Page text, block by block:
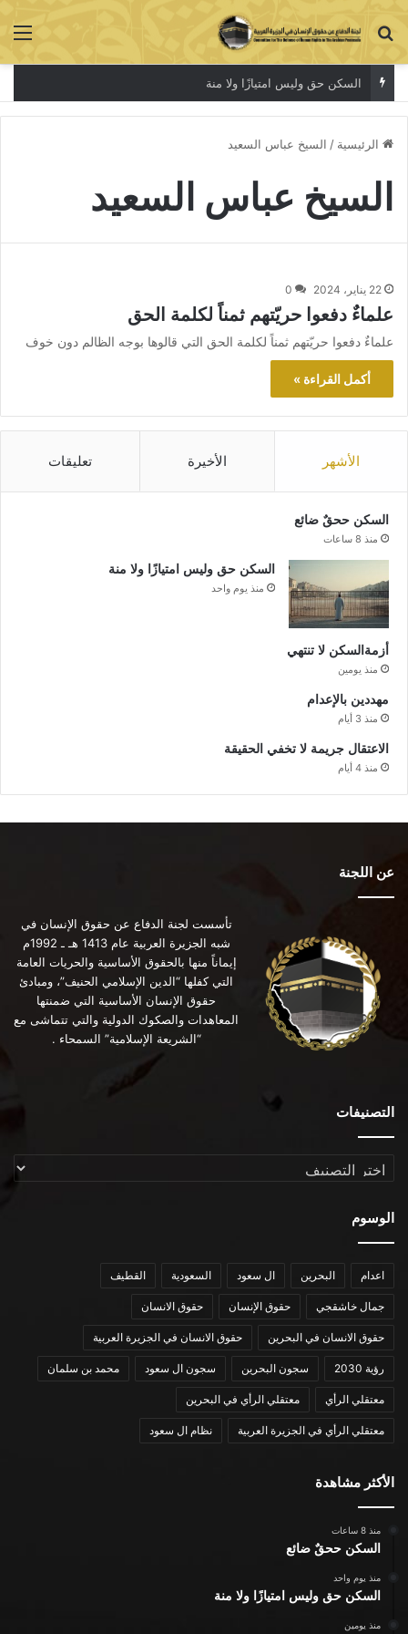
بحث عن
السكن حق وليس امتيازًا ولا منة
الرئيسية / السيخ عباس السعيد
السيخ عباس السعيد
22 يناير، 2024 0
علماءٌ دفعوا حريّتهم ثمناً لكلمة الحق
علماءٌ دفعوا حريّتهم ثمناً لكلمة الحق التي قالوها بوجه الظالم دون خوف
أكمل القراءة »
الأشهر الأخيرة تعليقات
السكن ححقٌ ضائع
منذ 8 ساعات
السكن حق وليس امتيازًا ولا منة
منذ يوم واحد
أزمةالسكن لا تنتهي
منذ يومين
مهددين بالإعدام
منذ 3 أيام
الاعتقال جريمة لا تخفي الحقيقة
منذ 4 أيام
عن اللجنة
تأسست لجنة الدفاع عن حقوق الإنسان في
شبه الجزيرة العربية عام 1413 هـ ـ 1992م
إيماناً منها بالحقوق الأساسية والحريات العامة
التي كفلها “الدين الإسلامي الحنيف”، ومبادئ
حقوق الإنسان الأساسية التي ضمنتها
المعاهدات والصكوك الدولية والتي تتماشى مع
“الشريعة الإسلامية” السمحاء .
التصنيفات
التصنيفات
الوسوم
اعدام البحرين ال سعود السعودية القطيف
جمال خاشقجي حقوق الإنسان حقوق الانسان
حقوق الانسان في البحرين حقوق الانسان في الجزيرة العربية
رؤية 2030 سجون البحرين سجون ال سعود محمد بن سلمان
معتقلي الرأي معتقلي الرأي في البحرين
معتقلي الرأي في الجزيرة العربية نظام ال سعود
الأكثر مشاهدة
منذ 8 ساعات
السكن ححقٌ ضائع
منذ يوم واحد
السكن حق وليس امتيازًا ولا منة
منذ يومين